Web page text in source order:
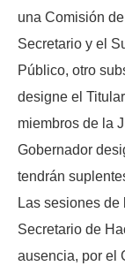
una Comisión
Secretario y el
Público, otro
designe el
miembros de la
Gobernador
tendrán
Las sesiones
Secretario de
ausencia, por el